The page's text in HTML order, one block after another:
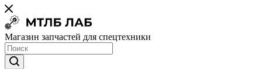
Магазин запчастей для спецтехники